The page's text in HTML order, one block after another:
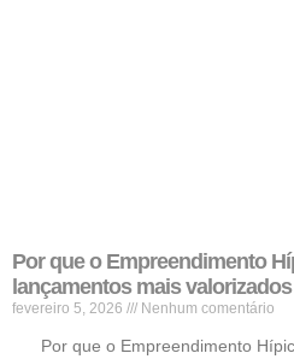
Por que o Empreendimento
lançamentos mais
fevereiro 5, 2026 Nenhum comentário
Por que o Empreendimento